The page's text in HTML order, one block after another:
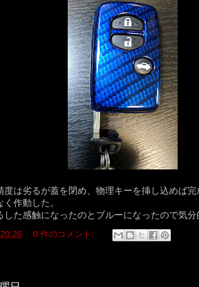
度は劣るが蓋を閉め、物理キーを挿し込めば
作動した。
した感触になったのとブルーになったので気
20:26
0 件のコメント: